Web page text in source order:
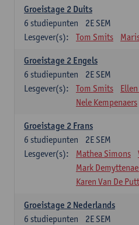
Groeistage 2 Duits
2E SEM
6 studiepunten
Lesgever(s):
Tom Smits
Groeistage 2 Engels
2E SEM
6 studiepunten
Lesgever(s):
Tom Smits
Nele Kempenaers
Groeistage 2 Frans
2E SEM
6 studiepunten
Lesgever(s):
Mathea Simons
Mark
Karen Van De
Groeistage 2 Nederlands
2E SEM
6 studiepunten